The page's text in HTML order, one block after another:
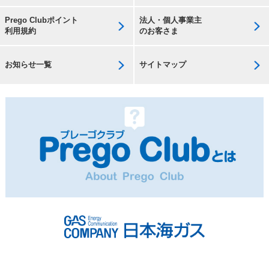
Prego Clubポイント
利用規約
法人・個人事業主
のお客さま
お知らせ一覧 サイトマップ